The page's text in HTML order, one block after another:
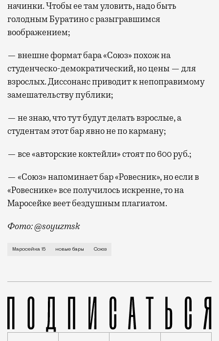
начинки. Чтобы ее там уловить, надо быть
голодным Буратино с разыгравшимся
воображением;
— внешне формат бара «Союз» похож на
студенческо-демократический, но цены — для
взрослых. Диссонанс приводит к непоправимому
замешательству публики;
— не знаю, что тут будут делать взрослые, а
студентам этот бар явно не по карману;
— все «авторские коктейли» стоят по 600 руб.;
— «Союз» напоминает бар «Ровесник», но если в
«Ровеснике» все получилось искренне, то на
Маросейке веет бездушным плагиатом.
Фото:@soyuzmsk
В баре «Союз» (Маросейка, 15) с неоновыми
Маросейка 15 новые бары Союз